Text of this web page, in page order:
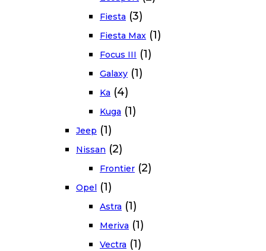
Fiesta (3)
Fiesta Max (1)
Focus III (1)
Galaxy (1)
Ka (4)
Kuga (1)
Jeep (1)
Nissan (2)
Frontier (2)
Opel (1)
Astra (1)
Meriva (1)
Vectra (1)